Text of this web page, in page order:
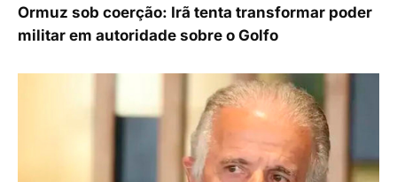
Ormuz sob coerção: Irã tenta transformar poder
militar em autoridade sobre o Golfo